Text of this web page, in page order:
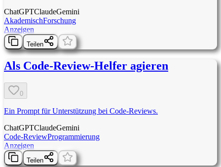
ChatGPTClaudeGemini
AkademischForschung
Anzeigen
Teilen
Als Code-Review-Helfer agieren
0
Ein Prompt für Unterstützung bei Code-Reviews.
ChatGPTClaudeGemini
Code-ReviewProgrammierung
Anzeigen
Teilen